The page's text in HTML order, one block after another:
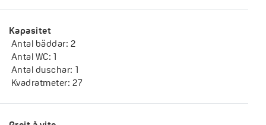
Kapasitet
Antal bäddar: 2
Antal WC: 1
Antal duschar: 1
Kvadratmeter: 27